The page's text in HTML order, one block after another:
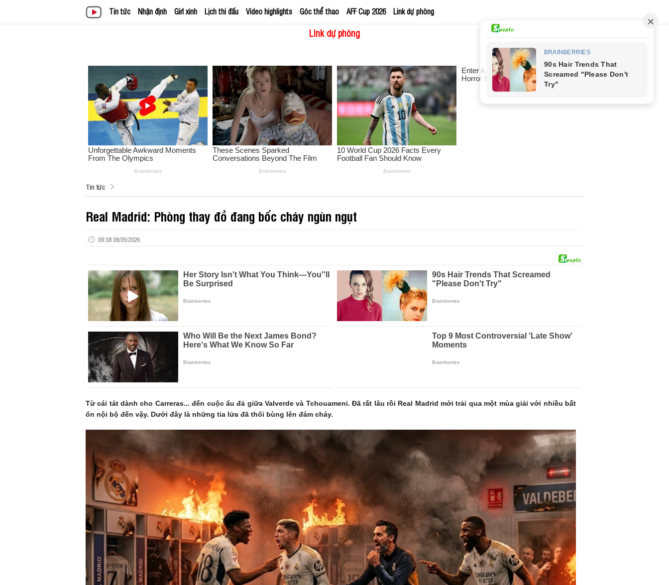
Tin tức Nhận định Girl xinh Lịch thi đấu Video highlights Góc thể thao AFF Cup 2026 Link dự phòng
Link dự phòng
Tin tức
Real Madrid: Phòng thay đồ đang bốc cháy ngùn ngụt
09:38 08/05/2026
Từ cái tát dành cho Carreras... đến cuộc ẩu đả giữa Valverde và Tchouameni. Đã rất lâu rồi Real Madrid mới trải qua một mùa giải với nhiều bất
ổn nội bộ đến vậy. Dưới đây là những tia lửa đã thổi bùng lên đám cháy.